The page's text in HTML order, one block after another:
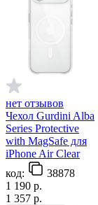
нет отзывов
Чехол Gurdini Alba
Series Protective
with MagSafe для
iPhone Air Clear
код:
38878
1 190 р.
1 357 р.